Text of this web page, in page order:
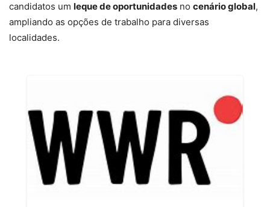
candidatos um leque de oportunidades no cenário global,
ampliando as opções de trabalho para diversas
localidades.